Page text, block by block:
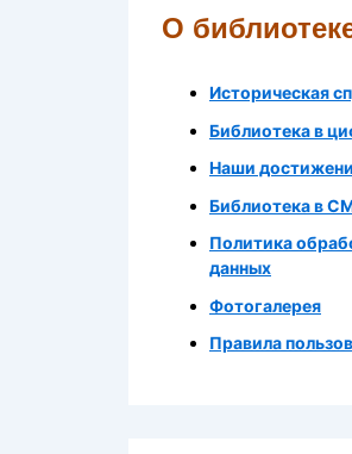
О
Историческая
Библиотека в
Наши
Библиотека в
Политика
данных
Фотогалерея
Правила